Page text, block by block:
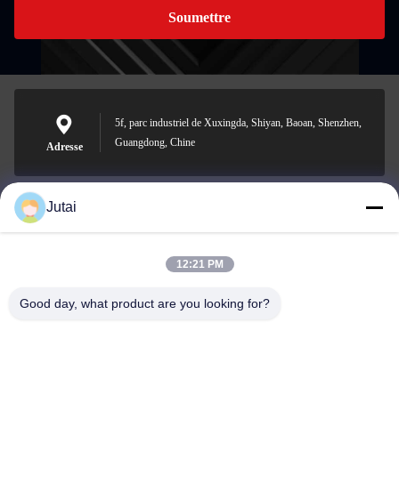
Soumettre
Adresse
5f, parc industriel de Xuxingda, Shiyan, Baoan, Shenzhen,
Guangdong, Chine
jutaisales18@gmail.com
Jutai
12:21 PM
Good day, what product are you looking for?